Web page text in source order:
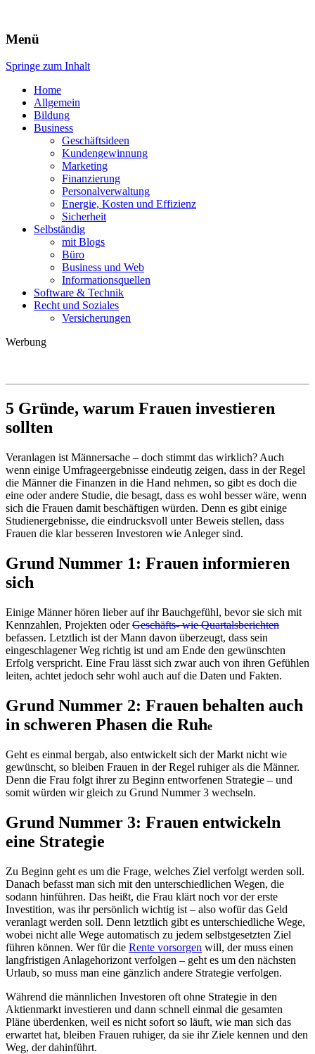
Expert-Line
Menü
Springe zum Inhalt
Home
Allgemein
Bildung
Business
Geschäftsideen
Kundengewinnung
Marketing
Finanzierung
Personalverwaltung
Energie, Kosten und Effizienz
Sicherheit
Selbständig
mit Blogs
Büro
Business und Web
Informationsquellen
Software & Technik
Recht und Soziales
Versicherungen
Werbung
5 Gründe, warum Frauen investieren
sollten
Veranlagen ist Männersache – doch stimmt das wirklich? Auch
wenn einige Umfrageergebnisse eindeutig zeigen, dass in der Regel
die Männer die Finanzen in die Hand nehmen, so gibt es doch die
eine oder andere Studie, die besagt, dass es wohl besser wäre, wenn
sich die Frauen damit beschäftigen würden. Denn es gibt einige
Studienergebnisse, die eindrucksvoll unter Beweis stellen, dass
Frauen die klar besseren Investoren wie Anleger sind.
Grund Nummer 1: Frauen informieren
sich
Einige Männer hören lieber auf ihr Bauchgefühl, bevor sie sich mit
Kennzahlen, Projekten oderGeschäfts- wie Quartalsberichten
befassen. Letztlich ist der Mann davon überzeugt, dass sein
eingeschlagener Weg richtig ist und am Ende den gewünschten
Erfolg verspricht. Eine Frau lässt sich zwar auch von ihren Gefühlen
leiten, achtet jedoch sehr wohl auch auf die Daten und Fakten.
Grund Nummer 2: Frauen behalten auch
in schweren Phasen die Ruhe
Geht es einmal bergab, also entwickelt sich der Markt nicht wie
gewünscht, so bleiben Frauen in der Regel ruhiger als die Männer.
Denn die Frau folgt ihrer zu Beginn entworfenen Strategie – und
somit würden wir gleich zu Grund Nummer 3 wechseln.
Grund Nummer 3: Frauen entwickeln
eine Strategie
Zu Beginn geht es um die Frage, welches Ziel verfolgt werden soll.
Danach befasst man sich mit den unterschiedlichen Wegen, die
sodann hinführen. Das heißt, die Frau klärt noch vor der erste
Investition, was ihr persönlich wichtig ist – also wofür das Geld
veranlagt werden soll. Denn letztlich gibt es unterschiedliche Wege,
wobei nicht alle Wege automatisch zu jedem selbstgesetzten Ziel
führen können. Wer für die Rente vorsorgen will, der muss einen
langfristigen Anlagehorizont verfolgen – geht es um den nächsten
Urlaub, so muss man eine gänzlich andere Strategie verfolgen.
Während die männlichen Investoren oft ohne Strategie in den
Aktienmarkt investieren und dann schnell einmal die gesamten
Pläne überdenken, weil es nicht sofort so läuft, wie man sich das
erwartet hat, bleiben Frauen ruhiger, da sie ihr Ziele kennen und den
Weg, der dahinführt.